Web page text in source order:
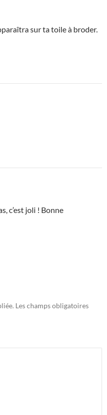
sur ta toile à broder.
c’est joli ! Bonne
Les champs obligatoires